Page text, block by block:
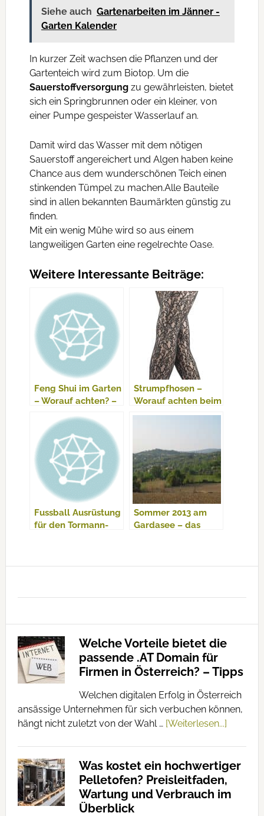
Siehe auch Gartenarbeiten im Jänner -
Garten Kalender
In kurzer Zeit wachsen die Pflanzen und der
Gartenteich wird zum Biotop. Um die
Sauerstoffversorgungzu gewährleisten, bietet
sich ein Springbrunnen oder ein kleiner, von
einer Pumpe gespeister Wasserlauf an.
Damit wird das Wasser mit dem nötigen
Sauerstoff angereichert und Algen haben keine
Chance aus dem wunderschönen Teich einen
stinkenden Tümpel zu machen.Alle Bauteile
sind in allen bekannten Baumärkten günstig zu
finden.
Mit ein wenig Mühe wird so aus einem
langweiligen Garten eine regelrechte Oase.
Weitere Interessante Beiträge:
Feng Shui im Garten
– Worauf achten? –
Strumpfhosen –
Worauf achten beim
Kauf?
Fussball Ausrüstung
für den Tormann-
Sommer 2013 am
Gardasee – das
Welche Vorteile bietet die
passende .AT Domain für
Firmen in Österreich? – Tipps
Welchen digitalen Erfolg in Österreich
ansässige Unternehmen für sich verbuchen können,
hängt nicht zuletzt von der Wahl … [Weiterlesen...]
Was kostet ein hochwertiger
Pelletofen? Preisleitfaden,
Wartung und Verbrauch im
Überblick